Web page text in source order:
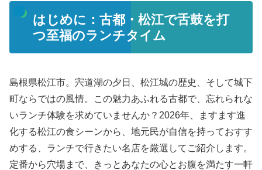
はじめに：古都・松江で舌鼓を打
つ至福のランチタイム
島根県松江市。宍道湖の夕日、松江城の歴史、そして城下
町ならではの風情。この魅力あふれる古都で、忘れられな
いランチ体験を求めていませんか？2026年、ますます進
化する松江の食シーンから、地元民が自信を持っておすす
めする、ランチで行きたい名店を厳選してご紹介します。
定番から穴場まで、きっとあなたの心とお腹を満たす一軒